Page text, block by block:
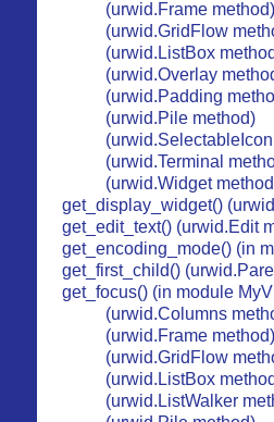
(urwid.Frame method)
(urwid.GridFlow
(urwid.ListBox
(urwid.Overlay
(urwid.Padding
(urwid.Pile method)
(urwid.Terminal
(urwid.Widget
get_display_widget()
get_edit_text() (urwid.Edit
get_encoding_mode() (in
get_first_child()
get_focus() (in module
(urwid.Columns
(urwid.Frame method)
(urwid.GridFlow
(urwid.ListBox
(urwid.ListWalker